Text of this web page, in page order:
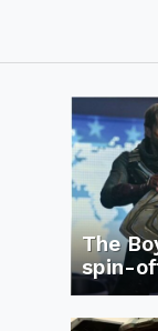
The
spin-